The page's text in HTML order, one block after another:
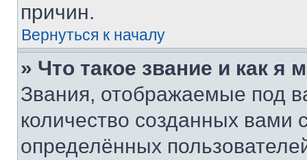
причин.
Вернуться к началу
» Что такое звание и как я
Звания, отображаемые под
количество созданных
определённых